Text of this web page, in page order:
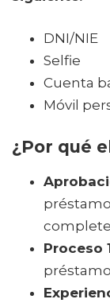
DNI/NIE
Selfie
Cuenta
Móvil
¿Por qué
Proceso